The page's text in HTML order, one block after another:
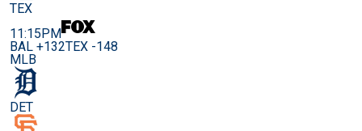
TEX
11:15PM
BAL +132TEX -148
MLB
DET